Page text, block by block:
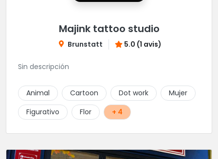
Majink tattoo studio
Brunstatt 5.0 (1 avis)
Sin descripción
Animal Cartoon Dot work
Mujer
Figurativo
Flor + 4